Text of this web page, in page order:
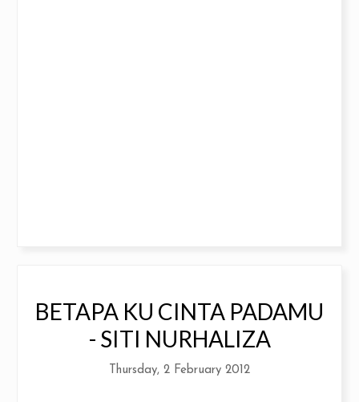
BETAPA KU CINTA PADAMU
- SITI NURHALIZA
Thursday, 2 February 2012